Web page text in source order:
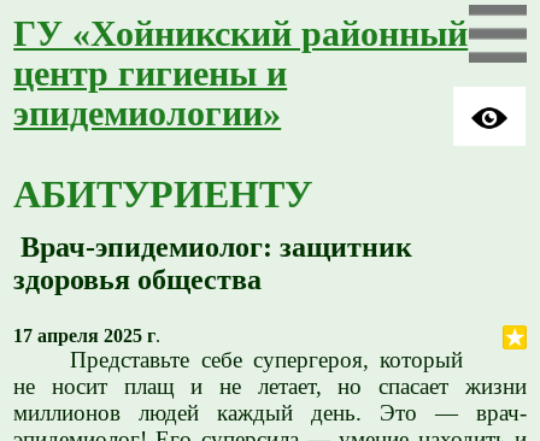
ГУ «Хойникский районный
центр гигиены и
эпидемиологии»
АБИТУРИЕНТУ
Врач-эпидемиолог: защитник
здоровья общества
17 апреля 2025 г.
Представьте себе супергероя, который
не носит плащ и не летает, но спасает жизни
миллионов людей каждый день. Это — врач-